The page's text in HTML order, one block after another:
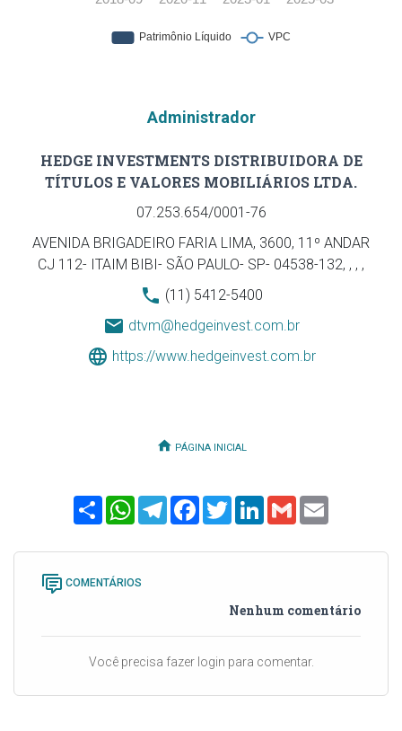
Administrador
HEDGE INVESTMENTS DISTRIBUIDORA DE
TÍTULOS E VALORES MOBILIÁRIOS LTDA.
07.253.654/0001-76
AVENIDA BRIGADEIRO FARIA LIMA, 3600, 11º ANDAR
CJ 112- ITAIM BIBI- SÃO PAULO- SP- 04538-132, , , ,
(11) 5412-5400
dtvm@hedgeinvest.com.br
https://www.hedgeinvest.com.br
PÁGINA INICIAL
ShareWhatsAppTelegramFacebook
TwitterLinkedInGmail
COMENTÁRIOS
Nenhum comentário
Você precisa fazer login para comentar.